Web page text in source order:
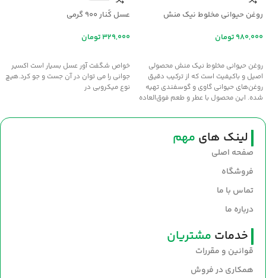
روغن حیوانی مخلوط نیک منش
تومان
روغن حیوانی مخلوط نیک منش محصولی
اصیل و باکیفیت است که از ترکیب دقیق
روغن‌های حیوانی گاوی و گوسفندی تهیه
شده. این محصول با عطر و طعم فوق‌العاده
خوش‌عطر و صبحانه‌های مقوی است. سلامت
و طعم اصیل را با روغن نیک‌منش به
سفره‌های خود بیاورید.
عسل کُنار ۹۰۰ گرمی
تومان
خواص شگفت آور عسل بسيار است اکسير
جواني را مي توان در آن جست و جو کرد.هيچ
نوع ميکروبي در
لینک های مهم
صفحه اصلی
فروشگاه
تماس با ما
درباره ما
خدمات مشتریان
قوانین و مقررات
همکاری در فروش